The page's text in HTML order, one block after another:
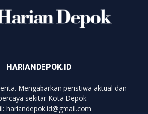
HARIANDEPOK.ID
Mengabarkan peristiwa aktual dan
sekitar Kota Depok.
hariandepok.id@gmail.com